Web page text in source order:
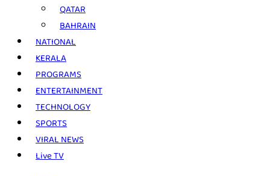
QATAR
BAHRAIN
NATIONAL
KERALA
PROGRAMS
ENTERTAINMENT
TECHNOLOGY
SPORTS
VIRAL NEWS
Live TV